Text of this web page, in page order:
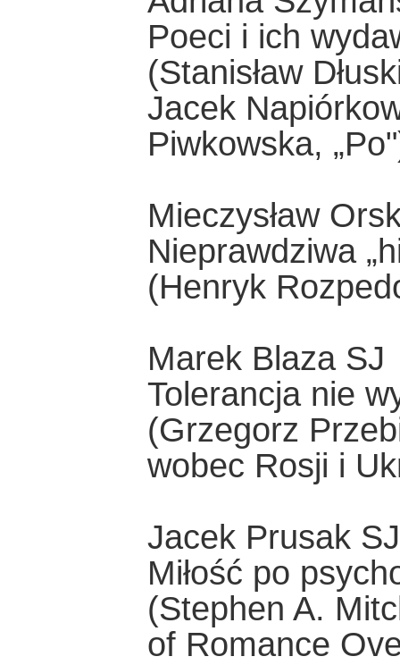
Poeci i ich
(Stanisław
Jacek
Piwkowska,
Mieczysław
Nieprawdziwa
(Henryk
Marek Blaza SJ
Tolerancja nie
(Grzegorz
wobec Rosji i
Jacek Prusak SJ
Miłość po
(Stephen A.
of Romance